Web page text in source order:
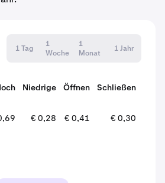
1 Tag
1
Woche
1
Monat
1 Jahr
Niedrige Öffnen
Schließen
€ 0,28 € 0,41 € 0,30